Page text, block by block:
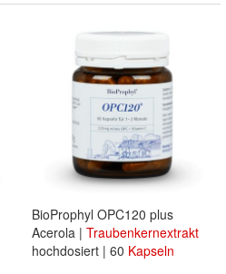
BioProphyl OPC120 plus
Acerola | Traubenkernextrakt
hochdosiert | 60 Kapseln